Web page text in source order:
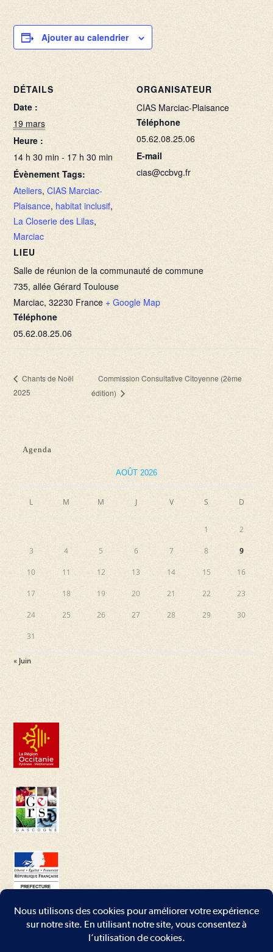
Ajouter au calendrier
DÉTAILS
Date :
19 mars
Heure :
14 h 30 min - 17 h 30 min
Évènement Tags:
Ateliers,CIAS Marciac-
Plaisance, habitat inclusif,
La Closerie des Lilas,
Marciac
LIEU
Salle de réunion de la communauté de commune
735, allée Gérard Toulouse
Marciac, 32230 France + Google Map
Téléphone
05.62.08.25.06
ORGANISATEUR
CIAS Marciac-Plaisance
Téléphone
05.62.08.25.06
E-mail
cias@ccbvg.fr
Chants de Noël
2025
Commission Consultative Citoyenne (2ème
édition)
Agenda
AOÛT 2026
L M M J V S D
1 2
3 4 5 6 7 8 9
10 11 12 13 14 15 16
17 18 19 20 21 22 23
24 25 26 27 28 29 30
31
« Juin